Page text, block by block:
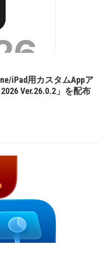
iPad用カスタムAppア
Ver.26.0.2」を配布